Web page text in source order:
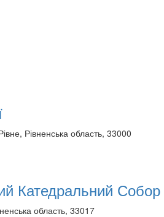
Рівненська область, 33000
Катедральний
область, 33017